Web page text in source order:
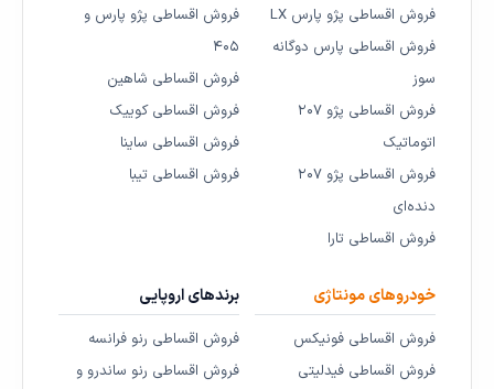
فروش اقساطی پژو پارس LX
فروش اقساطی پارس دوگانه
سوز
فروش اقساطی پژو ۲۰۷
اتوماتیک
فروش اقساطی پژو ۲۰۷
دنده‌ای
فروش اقساطی تارا
فروش اقساطی پژو پارس و
۴۰۵
فروش اقساطی شاهین
فروش اقساطی کوییک
فروش اقساطی ساینا
فروش اقساطی تیبا
خودروهای مونتاژی
فروش اقساطی فونیکس
فروش اقساطی فیدلیتی
برندهای اروپایی
فروش اقساطی رنو فرانسه
فروش اقساطی رنو ساندرو و